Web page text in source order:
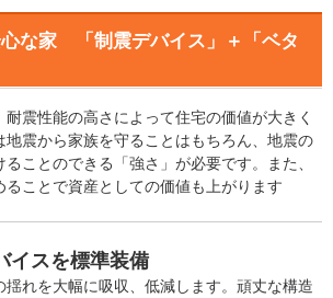
な家 「制震デバイス」＋「ベタ
震性能の高さによって住宅の価値が大きく
地震から家族を守ることはもちろん、地震の
ことのできる「強さ」が必要です。また、
ことで資産としての価値も上がります
イスを標準装備
れを大幅に吸収、低減します。頑丈な構造